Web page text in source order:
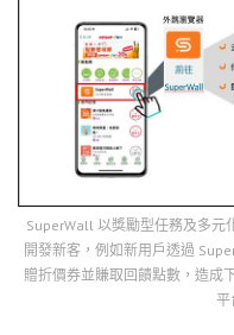
SuperWall 以獎勵型任務及多元
開發新客，例如新用戶透過
贈折價券並賺取回饋點數，造成
平